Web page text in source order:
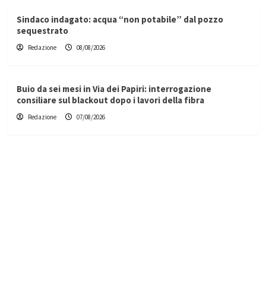
Sindaco indagato: acqua “non potabile” dal pozzo
sequestrato
Redazione 08/08/2026
Buio da sei mesi in Via dei Papiri: interrogazione
consiliare sul blackout dopo i lavori della fibra
Redazione 07/08/2026